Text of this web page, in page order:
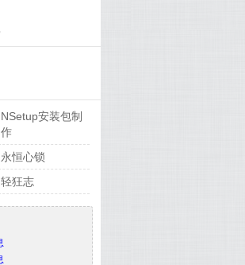
NSetup安装包制
作
永恒心锁
轻狂志